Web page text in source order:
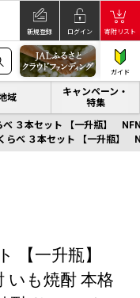
新規登録 ログイン 寄附リスト
ガイド
域
キャンペーン・
特集
べ ３本セット 【一升瓶】
らべ ３本セット 【一升瓶】
【一升瓶】
いも焼酎 本格